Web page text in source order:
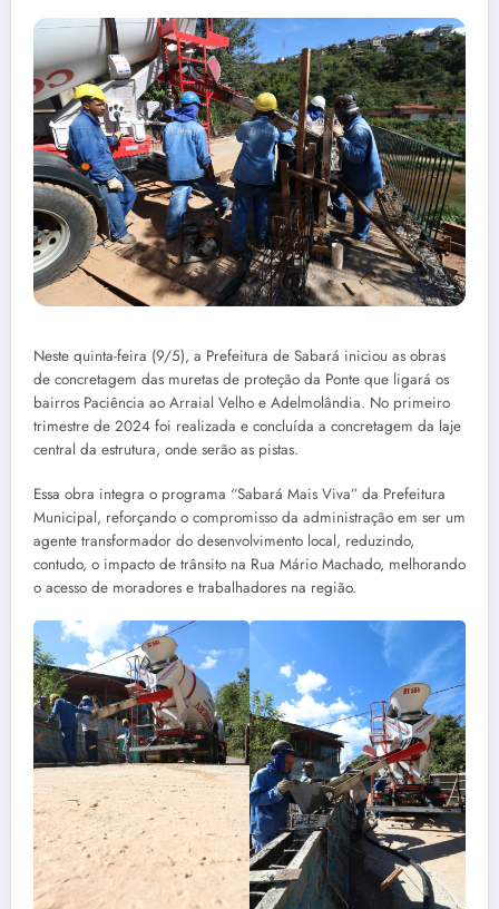
Neste quinta-feira (9/5), a Prefeitura de Sabará iniciou as obras
de concretagem das muretas de proteção da Ponte que ligará os
bairros Paciência ao Arraial Velho e Adelmolândia. No primeiro
trimestre de 2024 foi realizada e concluída a concretagem da laje
central da estrutura, onde serão as pistas.
Essa obra integra o programa “Sabará Mais Viva” da Prefeitura
Municipal, reforçando o compromisso da administração em ser um
agente transformador do desenvolvimento local, reduzindo,
contudo, o impacto de trânsito na Rua Mário Machado, melhorando
o acesso de moradores e trabalhadores na região.